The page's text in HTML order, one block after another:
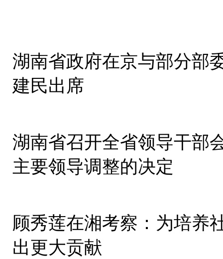
湖南省政府在京与部分部
建民出席
湖南省召开全省领导干部
主要领导调整的决定
顾秀莲在湘考察：为培养
出更大贡献